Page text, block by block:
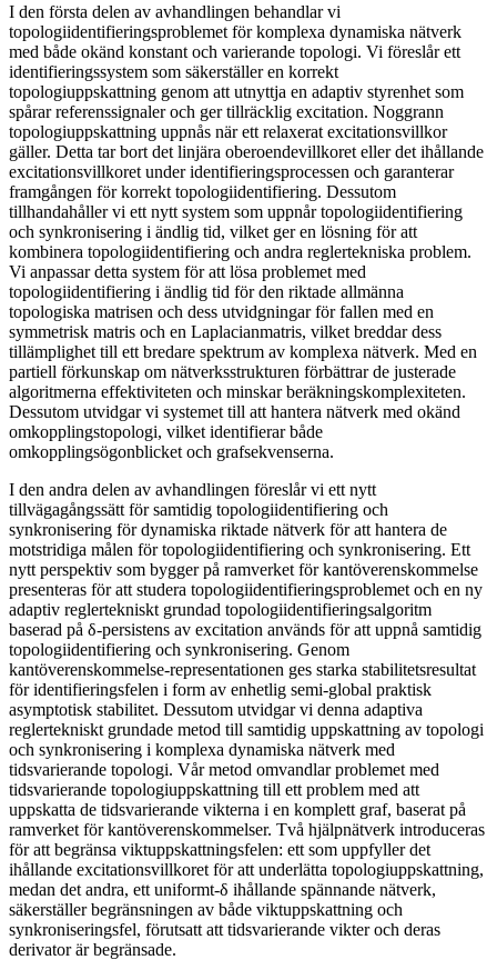
I den första delen av avhandlingen behandlar vi
topologiidentifieringsproblemet för komplexa dynamiska nätverk
med både okänd konstant och varierande topologi. Vi föreslår ett
identifieringssystem som säkerställer en korrekt
topologiuppskattning genom att utnyttja en adaptiv styrenhet som
spårar referenssignaler och ger tillräcklig excitation. Noggrann
topologiuppskattning uppnås när ett relaxerat excitationsvillkor
gäller. Detta tar bort det linjära oberoendevillkoret eller det ihållande
excitationsvillkoret under identifieringsprocessen och garanterar
framgången för korrekt topologiidentifiering. Dessutom
tillhandahåller vi ett nytt system som uppnår topologiidentifiering
och synkronisering i ändlig tid, vilket ger en lösning för att
kombinera topologiidentifiering och andra reglertekniska problem.
Vi anpassar detta system för att lösa problemet med
topologiidentifiering i ändlig tid för den riktade allmänna
topologiska matrisen och dess utvidgningar för fallen med en
symmetrisk matris och en Laplacianmatris, vilket breddar dess
tillämplighet till ett bredare spektrum av komplexa nätverk. Med en
partiell förkunskap om nätverksstrukturen förbättrar de justerade
algoritmerna effektiviteten och minskar beräkningskomplexiteten.
Dessutom utvidgar vi systemet till att hantera nätverk med okänd
omkopplingstopologi, vilket identifierar både
omkopplingsögonblicket och grafsekvenserna.
I den andra delen av avhandlingen föreslår vi ett nytt
tillvägagångssätt för samtidig topologiidentifiering och
synkronisering för dynamiska riktade nätverk för att hantera de
motstridiga målen för topologiidentifiering och synkronisering. Ett
nytt perspektiv som bygger på ramverket för kantöverenskommelse
presenteras för att studera topologiidentifieringsproblemet och en ny
adaptiv reglertekniskt grundad topologiidentifieringsalgoritm
baserad på δ-persistens av excitation används för att uppnå samtidig
topologiidentifiering och synkronisering. Genom
kantöverenskommelse-representationen ges starka stabilitetsresultat
för identifieringsfelen i form av enhetlig semi-global praktisk
asymptotisk stabilitet. Dessutom utvidgar vi denna adaptiva
reglertekniskt grundade metod till samtidig uppskattning av topologi
och synkronisering i komplexa dynamiska nätverk med
tidsvarierande topologi. Vår metod omvandlar problemet med
tidsvarierande topologiuppskattning till ett problem med att
uppskatta de tidsvarierande vikterna i en komplett graf, baserat på
ramverket för kantöverenskommelser. Två hjälpnätverk introduceras
för att begränsa viktuppskattningsfelen: ett som uppfyller det
ihållande excitationsvillkoret för att underlätta topologiuppskattning,
medan det andra, ett uniformt-δ ihållande spännande nätverk,
säkerställer begränsningen av både viktuppskattning och
synkroniseringsfel, förutsatt att tidsvarierande vikter och deras
derivator är begränsade.